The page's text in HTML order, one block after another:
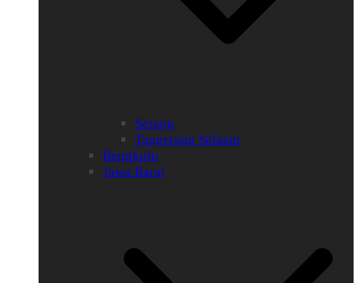
Serang
Tangerang Selatan
Bengkulu
Jawa Barat